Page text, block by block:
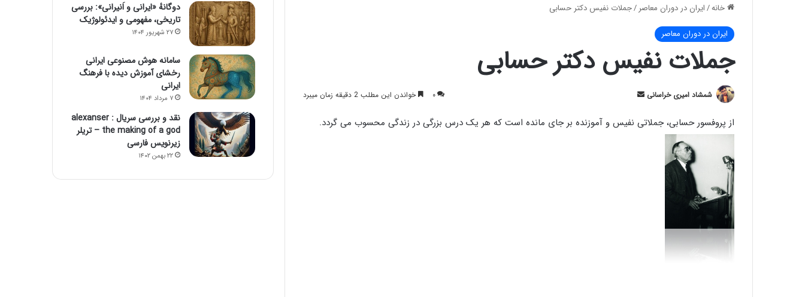
خانه/ایران در دوران معاصر /جملات نفیس دکتر حسابی
ایران در دوران معاصر
جملات نفیس دکتر حسابی
شمشاد امیری خراسانی
ارسال
۰ خواندن این مطلب 2 دقیقه زمان میبرد
از پروفسور حسابی، جملاتی نفیس و آموزنده بر جای مانده است که هر یک درس بزرگی در زندگی محسوب می گردد.
دوگانهٔ «ایرانی و اَنیرانی»: بررسی
تاریخی، مفهومی و ایدئولوژیک
۲۷ شهریور ۱۴۰۴
سامانه هوش مصنوعی ایرانی
رخشای آموزش دیده با فرهنگ
ایرانی
۷ مرداد ۱۴۰۴
نقد و بررسی سریال alexanser :
the making of a god – تریلر
زیرنویس فارسی
۲۲ بهمن ۱۴۰۲